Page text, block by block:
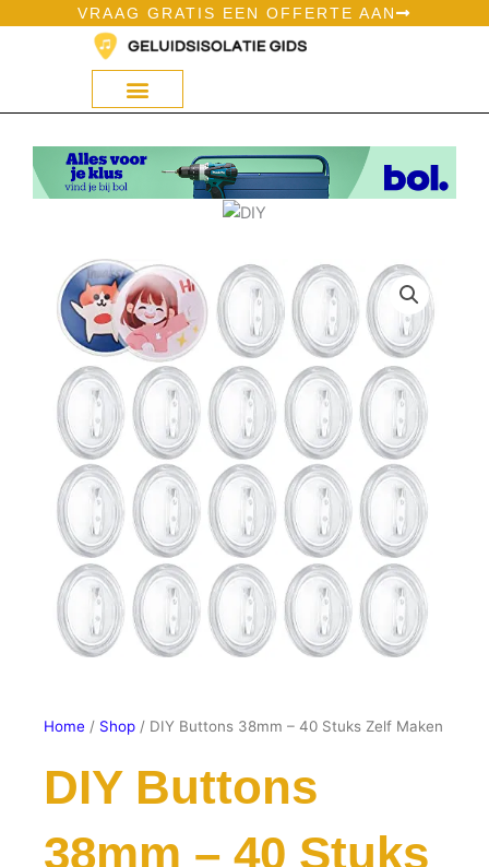
VRAAG GRATIS EEN OFFERTE AAN
Home / Shop / DIY Buttons 38mm – 40 Stuks Zelf Maken
DIY Buttons
38mm – 40 Stuks